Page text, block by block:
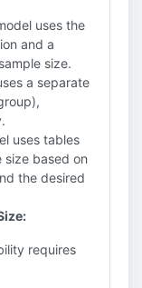
uses the
and a
size.
a separate
uses tables
size based on
the desired
requires